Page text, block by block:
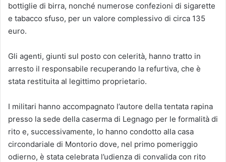
bottiglie di birra, nonché numerose confezioni di sigarette
e tabacco sfuso, per un valore complessivo di circa 135
euro.
Gli agenti, giunti sul posto con celerità, hanno tratto in
arresto il responsabile recuperando la refurtiva, che è
stata restituita al legittimo proprietario.
I militari hanno accompagnato l’autore della tentata rapina
presso la sede della caserma di Legnago per le formalità di
rito e, successivamente, lo hanno condotto alla casa
circondariale di Montorio dove, nel primo pomeriggio
odierno, è stata celebrata l’udienza di convalida con rito